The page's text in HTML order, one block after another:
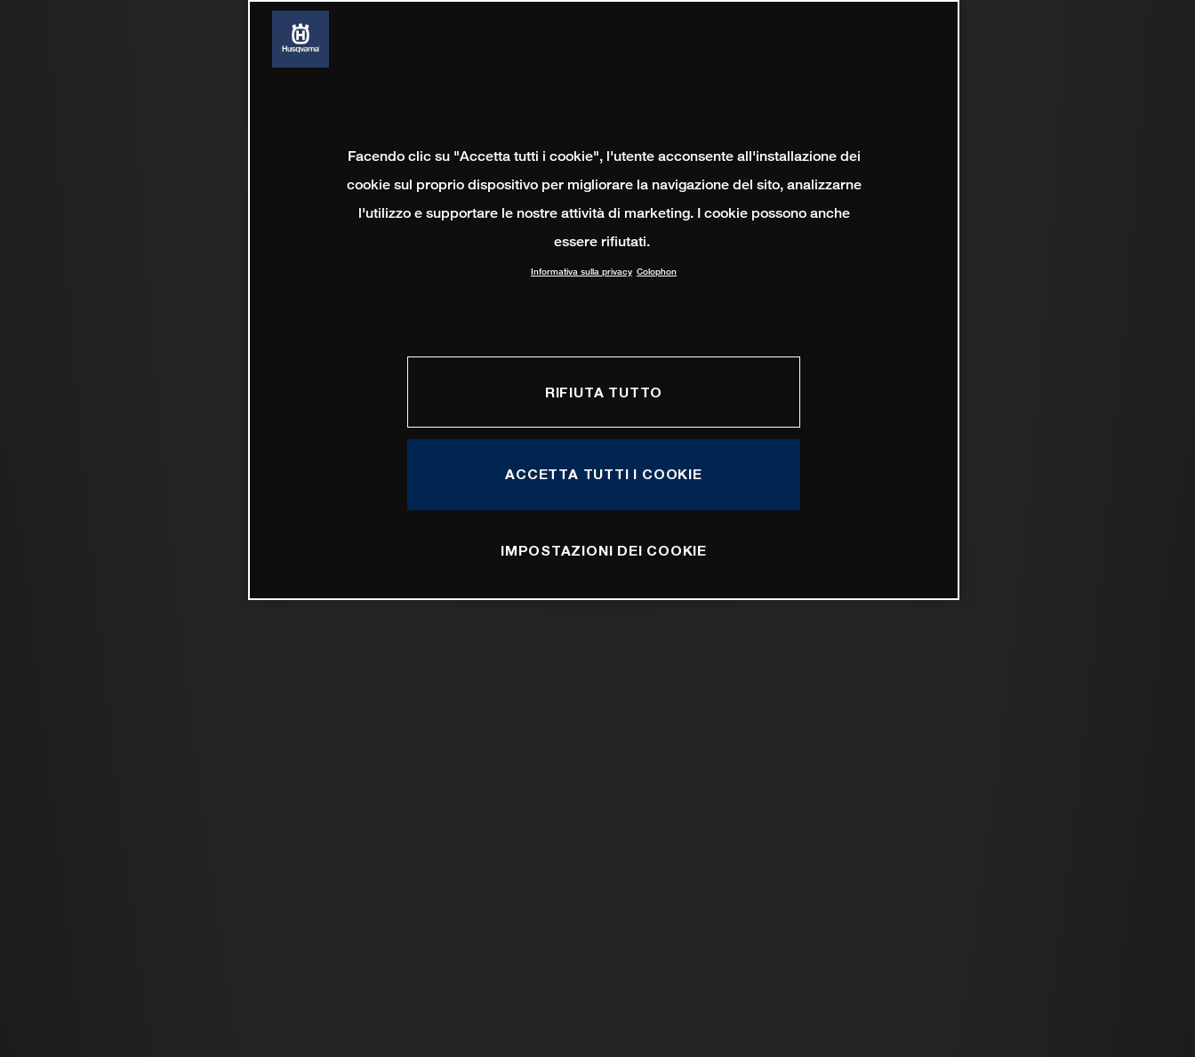
Facendo clic su "Accetta tutti i cookie", l'utente acconsente all'installazione dei
cookie sul proprio dispositivo per migliorare la navigazione del sito, analizzarne
l'utilizzo e supportare le nostre attività di marketing. I cookie possono anche
essere rifiutati.
Informativa sulla privacy Colophon
RIFIUTA TUTTO
ACCETTA TUTTI I COOKIE
IMPOSTAZIONI DEI COOKIE